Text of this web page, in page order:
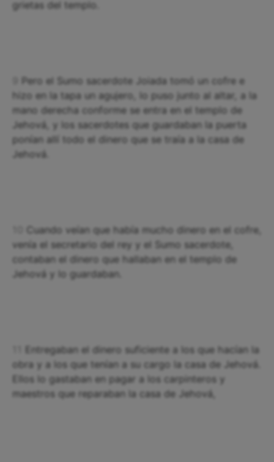
grietas del templo.
Pero el Sumo sacerdote Joiada tomó un cofre e
hizo en la tapa un agujero, lo puso junto al altar, a la
mano derecha conforme se entra en el templo de
Jehová, y los sacerdotes que guardaban la puerta
ponían allí todo el dinero que se traía a la casa de
Jehová.
Cuando veían que había mucho dinero en el cofre,
venía el secretario del rey y el Sumo sacerdote,
contaban el dinero que hallaban en el templo de
Jehová y lo guardaban.
Entregaban el dinero suficiente a los que hacían la
obra y a los que tenían a su cargo la casa de Jehová.
Ellos lo gastaban en pagar a los carpinteros y
maestros que reparaban la casa de Jehová,